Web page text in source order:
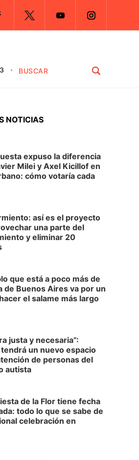
NOTICIAS
expuso la diferencia
Milei y Axel Kicillof en
cómo votaría cada
así es el proyecto
una parte del
y eliminar 20
que está a poco más de
de Buenos Aires va por un
el salame más largo
justa y necesaria”:
un nuevo espacio
de personas del
autista
de la Flor tiene fecha
todo lo que se sabe de
celebración en